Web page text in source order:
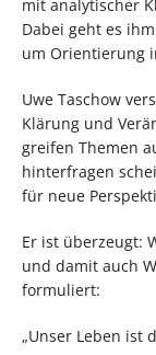
mit analytischer
Dabei geht es
um Orientierung
Uwe Taschow
Klärung und
greifen Themen
hinterfragen
für neue
Er ist überzeugt:
und damit auch
formuliert:
„Unser Leben ist